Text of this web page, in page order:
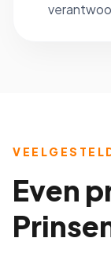
Even